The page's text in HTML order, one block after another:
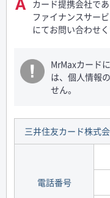
カード提携会社で
ファイナンスサー
にてお問い合わせく
MrMaxカード
は、個人情報
せん。
三井住友カード株式
電話番号